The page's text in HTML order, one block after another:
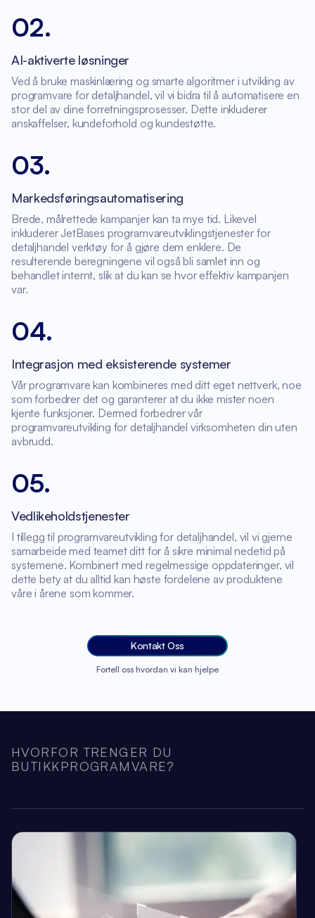
02.
AI-aktiverte løsninger
Ved å bruke maskinlæring og smarte algoritmer i utvikling av
programvare for detaljhandel, vil vi bidra til å automatisere en
stor del av dine forretningsprosesser. Dette inkluderer
anskaffelser, kundeforhold og kundestøtte.
03.
Markedsføringsautomatisering
Brede, målrettede kampanjer kan ta mye tid. Likevel
inkluderer JetBases programvareutviklingstjenester for
detaljhandel verktøy for å gjøre dem enklere. De
resulterende beregningene vil også bli samlet inn og
behandlet internt, slik at du kan se hvor effektiv kampanjen
var.
04.
Integrasjon med eksisterende systemer
Vår programvare kan kombineres med ditt eget nettverk, noe
som forbedrer det og garanterer at du ikke mister noen
kjente funksjoner. Dermed forbedrer vår
programvareutvikling for detaljhandel virksomheten din uten
avbrudd.
05.
Vedlikeholdstjenester
I tillegg til programvareutvikling for detaljhandel, vil vi gjerne
samarbeide med teamet ditt for å sikre minimal nedetid på
systemene. Kombinert med regelmessige oppdateringer, vil
dette bety at du alltid kan høste fordelene av produktene
våre i årene som kommer.
Kontakt Oss
Fortell oss hvordan vi kan hjelpe
HVORFOR TRENGER DU
BUTIKKPROGRAMVARE?